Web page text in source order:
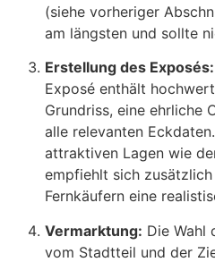
(siehe vorheriger
am längsten und sollte
Erstellung des Exposés:
Exposé enthält
Grundriss, eine ehrliche
alle relevanten
attraktiven Lagen wie
empfiehlt sich
Fernkäufern eine
Vermarktung: Die Wahl
vom Stadtteil und der